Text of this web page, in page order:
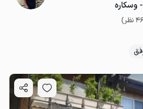
وسکاره